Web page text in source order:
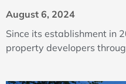
August 6, 2024
Since its establishment in
property developers